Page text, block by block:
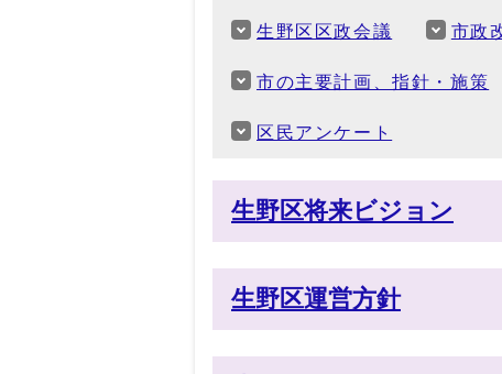
生野区区政会議 市政
市の主要計画、指針・施策
区民アンケート
生野区将来ビジョン
生野区運営方針